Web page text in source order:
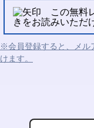
この無料
きをお読みいただ
※会員登録すると、メル
けます。